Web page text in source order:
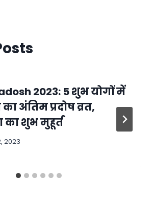
2023: 5 शुभ योगों में
अंतिम प्रदोष व्रत,
का शुभ मुहूर्त
2023